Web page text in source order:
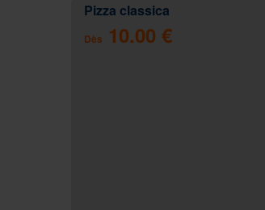
Pizza classica
Dès 10.00 €